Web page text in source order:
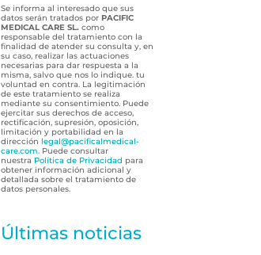
Se informa al interesado que sus
datos serán tratados porPACIFIC
MEDICAL CARE SL. como
responsable del tratamiento con la
finalidad de atender su consulta y, en
su caso, realizar las actuaciones
necesarias para dar respuesta a la
misma, salvo que nos lo indique. tu
voluntad en contra. La legitimación
de este tratamiento se realiza
mediante su consentimiento. Puede
ejercitar sus derechos de acceso,
rectificación, supresión, oposición,
limitación y portabilidad en la
direcciónlegal@pacificalmedical-
care.com. Puede consultar
nuestra Política de Privacidad para
obtener información adicional y
detallada sobre el tratamiento de
datos personales.
Últimas noticias